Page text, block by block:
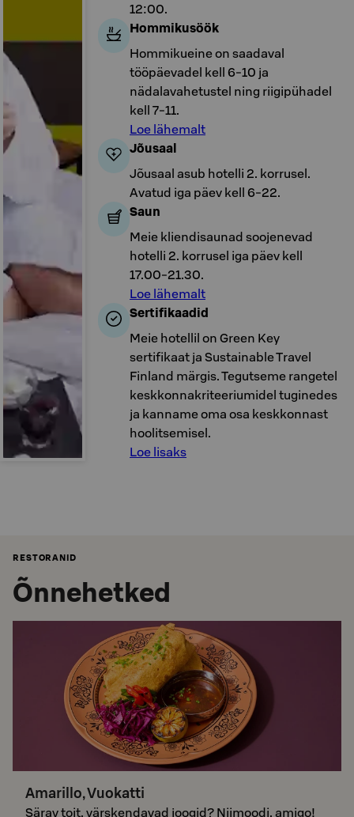
12:00.
Hommikusöök
Hommikueine on saadaval
tööpäevadel kell 6-10 ja
nädalavahetustel ning riigipühadel
kell 7-11.
Loe lähemalt
Jõusaal
Jõusaal asub hotelli 2. korrusel.
Avatud iga päev kell 6-22.
Saun
Meie kliendisaunad soojenevad
hotelli 2. korrusel iga päev kell
17.00-21.30.
Loe lähemalt
Sertifikaadid
Meie hotellil on Green Key
sertifikaat ja Sustainable Travel
Finland märgis. Tegutseme rangetel
keskkonnakriteeriumidel tuginedes
ja kanname oma osa keskkonnast
hoolitsemisel.
Loe lisaks
RESTORANID
Õnnehetked
Amarillo, Vuokatti
Särav toit, värskendavad joogid? Niimoodi, amigo!